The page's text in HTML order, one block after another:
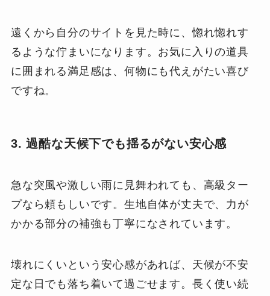
遠くから自分のサイトを見た時に、惚れ惚れす
るような佇まいになります。お気に入りの道具
に囲まれる満足感は、何物にも代えがたい喜び
ですね。
3. 過酷な天候下でも揺るがない安心感
急な突風や激しい雨に見舞われても、高級ター
プなら頼もしいです。生地自体が丈夫で、力が
かかる部分の補強も丁寧になされています。
壊れにくいという安心感があれば、天候が不安
定な日でも落ち着いて過ごせます。長く使い続